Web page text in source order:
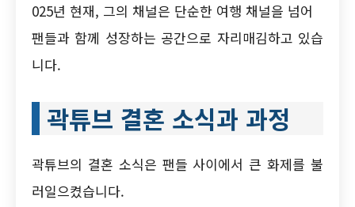
025년 현재, 그의 채널은 단순한 여행 채널을 넘어
팬들과 함께 성장하는 공간으로 자리매김하고 있습
니다.
곽튜브 결혼 소식과 과정
곽튜브의 결혼 소식은 팬들 사이에서 큰 화제를 불
러일으켰습니다.